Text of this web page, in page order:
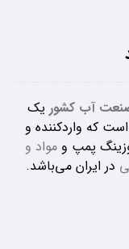
صنعت آب کشور یک
که واردکننده و
پمپ و مواد و
در ایران می‌باشد.